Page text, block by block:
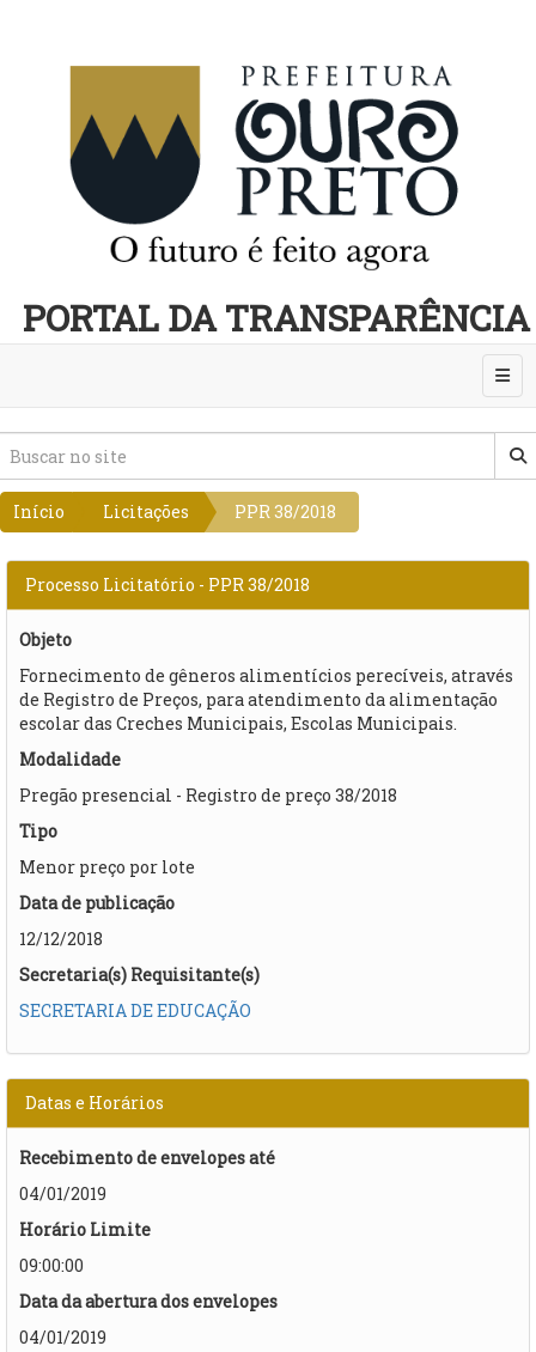
PORTAL DA TRANSPARÊNCIA
Início Licitações PPR 38/2018
Processo Licitatório - PPR 38/2018
Objeto
Fornecimento de gêneros alimentícios perecíveis, através
de Registro de Preços, para atendimento da alimentação
escolar das Creches Municipais, Escolas Municipais.
Modalidade
Pregão presencial - Registro de preço 38/2018
Tipo
Menor preço por lote
Data de publicação
12/12/2018
Secretaria(s) Requisitante(s)
SECRETARIA DE EDUCAÇÃO
Datas e Horários
Recebimento de envelopes até
04/01/2019
Horário Limite
09:00:00
Data da abertura dos envelopes
04/01/2019